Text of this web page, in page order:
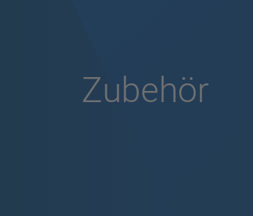
Zubehör